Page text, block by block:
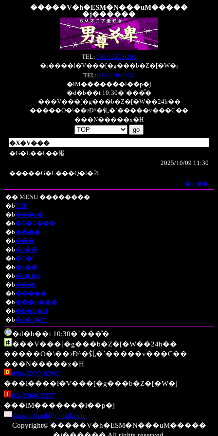
�����V�h�ESM�N���uM�����
�j������
TEL:090-3222-9292
�i����l�̓V���[�g���b�Z�[�W�j
TEL:03-3360-3337
�iM�������l��p�j
�d�b��t 10:30�`���̌�
���V���[�g���b�Z�[�W��24h��
�����O�\��ɂĐ^�钆�`�����v���C��
���N�����x�H
�X�V���
�G�L��ǂ݂܂��傤
2025/10/09 11:30
�����G�L���Q�l�ɁI
�ڍׂͺ��
�� MENU ��������
�bTOP
�b���ē�
�b�X�V���
�b����
�b���
�b�o��
�b�G�L
�b�h��
�b�ē��}
�b���l
�b�����
�b���D���
�b�H�H�H
�b�d�q�莆
�d�b��t 10:30�`���̌�
���V���[�g���b�Z�[�W��24h��
�����O�\��ɂĐ^�钆�`�����v���C��
���N�����x�H
090-3222-9292
���i����l�̓V���[�g���b�Z�[�W�j
03-3360-3337
���iM�������l��p�j
dansonhard@gmail.com
Copyright© �����V�h�ESM�N���uM�����